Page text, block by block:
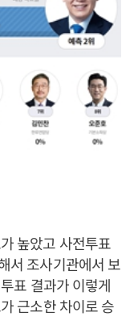
높았고 사전투표
서 조사기관에서 보
표 결과가 이렇게
근소한 차이로 승